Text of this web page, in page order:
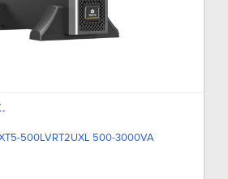
500LVRT2UXL 500-3000VA